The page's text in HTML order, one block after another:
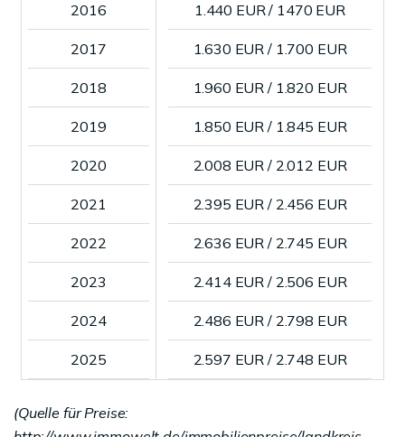
2016 1.440 EUR / 1470 EUR
2017 1.630 EUR / 1.700 EUR
2018 1.960 EUR / 1.820 EUR
2019 1.850 EUR / 1.845 EUR
2020 2.008 EUR / 2.012 EUR
2021 2.395 EUR / 2.456 EUR
2022 2.636 EUR / 2.745 EUR
2023 2.414 EUR / 2.506 EUR
2024 2.486 EUR / 2.798 EUR
2025 2.597 EUR / 2.748 EUR
(Quelle für Preise: